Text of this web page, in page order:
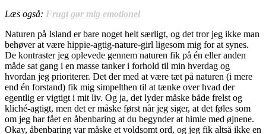
Læs også: Frugt gør mig emotionel
Naturen på Island er bare noget helt særligt, og det tror jeg ikke man
behøver at være hippie-agtig-nature-girl ligesom mig for at synes.
De kontraster jeg oplevede gennem naturen fik på én eller anden
måde sat gang i en masse tanker i forhold til min hverdag og
hvordan jeg prioriterer. Det der med at være tæt på naturen (i mere
end én forstand) fik mig simpelthen til at tænke over hvad der
egentlig er vigtigt i mit liv. Og ja, det lyder måske både frelst og
kliché-agtigt, men det er måske først når jeg siger, at det føles som
om jeg har fået en åbenbaring at du begynder at himle med øjnene.
Okay, åbenbaring var måske et voldsomt ord, og jeg fik altså ikke en